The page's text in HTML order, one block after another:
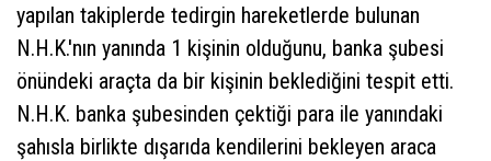
yapılan takiplerde tedirgin hareketlerde bulunan
N.H.K.'nın yanında 1 kişinin olduğunu, banka şubesi
önündeki araçta da bir kişinin beklediğini tespit etti.
N.H.K. banka şubesinden çektiği para ile yanındaki
şahısla birlikte dışarıda kendilerini bekleyen araca